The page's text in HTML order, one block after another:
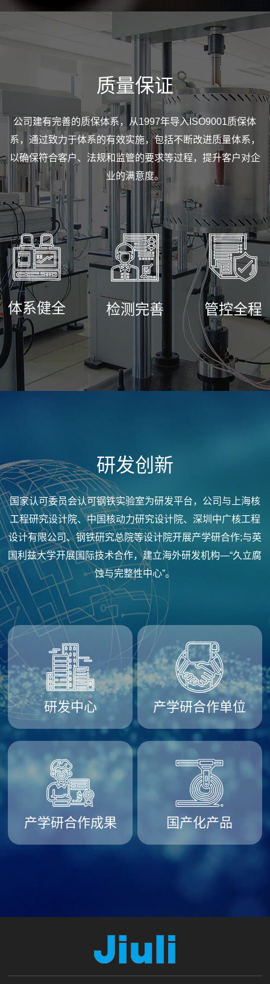
质量保证
公司建有完善的质保体系，从1997年导入ISO9001质保体
系，通过致力于体系的有效实施，包括不断改进质量体系，
以确保符合客户、法规和监管的要求等过程，提升客户对企
业的满意度。
体系健全 检测完善 管控全程
研发创新
国家认可委员会认可钢铁实验室为研发平台，公司与上海核
工程研究设计院、中国核动力研究设计院、深圳中广核工程
设计有限公司、钢铁研究总院等设计院开展产学研合作;与英
国利兹大学开展国际技术合作，建立海外研发机构—“久立腐
蚀与完整性中心”。
研发中心 产学研合作单位
产学研合作成果 国产化产品